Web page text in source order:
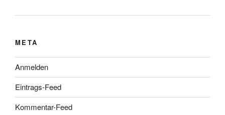
META
Anmelden
Eintrags-Feed
Kommentar-Feed